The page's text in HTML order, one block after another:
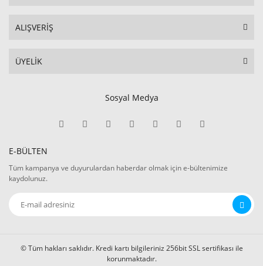
ALIŞVERİŞ
ÜYELİK
Sosyal Medya
E-BÜLTEN
Tüm kampanya ve duyurulardan haberdar olmak için e-bültenimize
kaydolunuz.
© Tüm hakları saklıdır. Kredi kartı bilgileriniz 256bit SSL sertifikası ile
korunmaktadır.